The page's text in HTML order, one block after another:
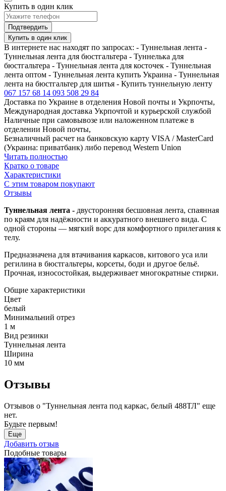
Купить в один клик
Подтвердить
Купить в один клик
В интернете нас находят по запросах: - Туннельная лента -
Туннельная лента для бюстгальтера - Туннелька для
бюстгальтера - Туннельная лента для косточек - Туннельная
лента оптом - Туннельная лента купить Украина - Туннельная
лента на бюстгальтер для шитья - Купить туннельную ленту
067 157 68 14 093 508 29 84
Доставка по Украине в отделения Новой почты и Укрпочты,
Международная доставка Укрпочтой и курьерской службой
Наличные при самовывозе или наложенном платеже в
отделении Новой почты,
Безналичный расчет на банковскую карту VISA / MasterCard
(Украина: приватбанк) либо перевод Western Union
Читать полностью
Кратко о товаре
Характеристики
С этим товаром покупают
Отзывы
Туннельная лента - двусторонняя бесшовная лента, спаянная
по краям для надёжности и аккуратного внешнего вида. С
одной стороны — мягкий ворс для комфортного прилегания к
телу.
Предназначена для втачивания каркасов, китового уса или
регилина в бюстгальтеры, корсеты, боди и другое бельё.
Прочная, износостойкая, выдерживает многократные стирки.
Общие характеристики
Цвет
белый
Минимальний отрез
1 м
Вид резинки
Туннельная лента
Ширина
10 мм
Отзывы
Отзывов о "Туннельная лента под каркас, белый 488ТЛ" еще
нет.
Будьте первым!
Еще
Добавить отзыв
Подобные товары